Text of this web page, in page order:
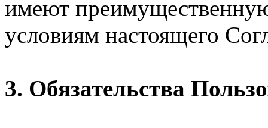
имеют
условиям настоящего
3. Обязательства